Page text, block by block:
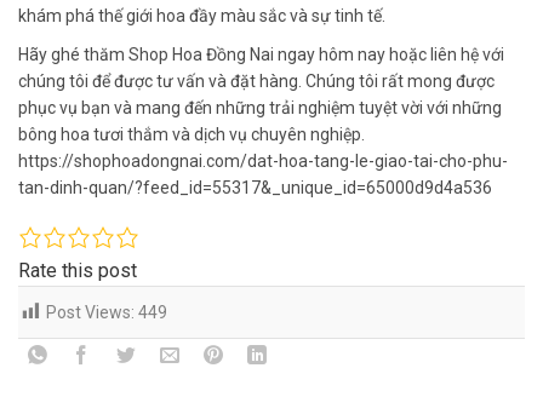
khám phá thế giới hoa đầy màu sắc và sự tinh tế.
Hãy ghé thăm Shop Hoa Đồng Nai ngay hôm nay hoặc liên hệ với
chúng tôi để được tư vấn và đặt hàng. Chúng tôi rất mong được
phục vụ bạn và mang đến những trải nghiệm tuyệt vời với những
bông hoa tươi thắm và dịch vụ chuyên nghiệp.
https://shophoadongnai.com/dat-hoa-tang-le-giao-tai-cho-phu-
tan-dinh-quan/?feed_id=55317&_unique_id=65000d9d4a536
Rate this post
Post Views: 449